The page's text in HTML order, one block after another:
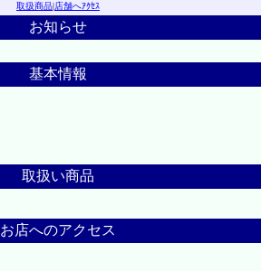
取扱商品|店舗へｱｸｾｽ
お知らせ
基本情報
取扱い商品
お店へのアクセス